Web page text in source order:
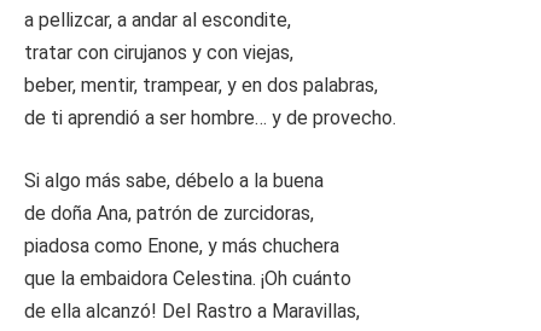
a pellizcar, a andar al escondite,
tratar con cirujanos y con viejas,
beber, mentir, trampear, y en dos palabras,
de ti aprendió a ser hombre… y de provecho.
Si algo más sabe, débelo a la buena
de doña Ana, patrón de zurcidoras,
piadosa como Enone, y más chuchera
que la embaidora Celestina. ¡Oh cuánto
de ella alcanzó! Del Rastro a Maravillas,